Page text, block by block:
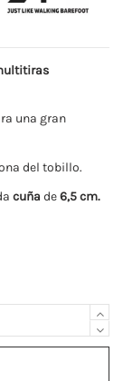
una gran
del tobillo.
cuña de6,5 cm.